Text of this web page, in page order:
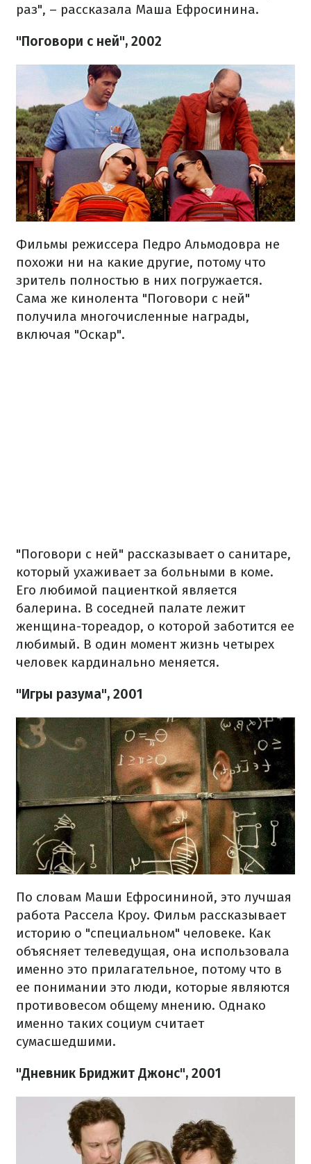
раз", – рассказала Маша Ефросинина.
"Поговори с ней", 2002
Фильмы режиссера Педро Альмодовра не
похожи ни на какие другие, потому что
зритель полностью в них погружается.
Сама же кинолента "Поговори с ней"
получила многочисленные награды,
включая "Оскар".
"Поговори с ней" рассказывает о санитаре,
который ухаживает за больными в коме.
Его любимой пациенткой является
балерина. В соседней палате лежит
женщина-тореадор, о которой заботится ее
любимый. В один момент жизнь четырех
человек кардинально меняется.
"Игры разума", 2001
По словам Маши Ефросининой, это лучшая
работа Рассела Кроу. Фильм рассказывает
историю о "специальном" человеке. Как
объясняет телеведущая, она использовала
именно это прилагательное, потому что в
ее понимании это люди, которые являются
противовесом общему мнению. Однако
именно таких социум считает
сумасшедшими.
"Дневник Бриджит Джонс", 2001